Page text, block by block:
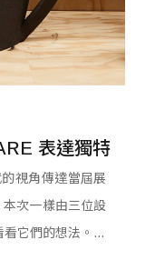
表達獨特
視角傳達當屆展
次一樣由三位設
它們的想法。伊